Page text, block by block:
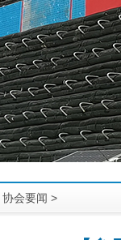
协会要闻 >